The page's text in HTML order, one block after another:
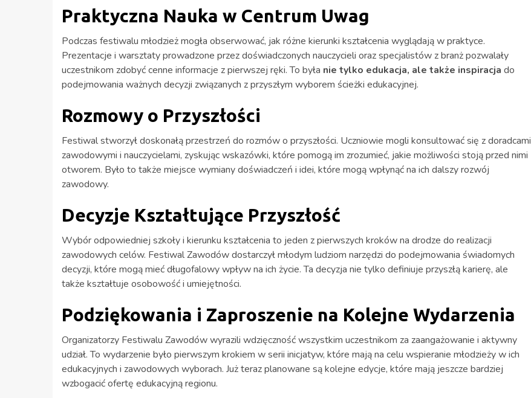
Praktyczna Nauka w Centrum Uwag
Podczas festiwalu młodzież mogła obserwować, jak różne kierunki kształcenia wyglądają w praktyce.
Prezentacje i warsztaty prowadzone przez doświadczonych nauczycieli oraz specjalistów z branż pozwalały
uczestnikom zdobyć cenne informacje z pierwszej ręki. To była nie tylko edukacja, ale także inspiracja do
podejmowania ważnych decyzji związanych z przyszłym wyborem ścieżki edukacyjnej.
Rozmowy o Przyszłości
Festiwal stworzył doskonałą przestrzeń do rozmów o przyszłości. Uczniowie mogli konsultować się z doradcami
zawodowymi i nauczycielami, zyskując wskazówki, które pomogą im zrozumieć, jakie możliwości stoją przed nimi
otworem. Było to także miejsce wymiany doświadczeń i idei, które mogą wpłynąć na ich dalszy rozwój
zawodowy.
Decyzje Kształtujące Przyszłość
Wybór odpowiedniej szkoły i kierunku kształcenia to jeden z pierwszych kroków na drodze do realizacji
zawodowych celów. Festiwal Zawodów dostarczył młodym ludziom narzędzi do podejmowania świadomych
decyzji, które mogą mieć długofalowy wpływ na ich życie. Ta decyzja nie tylko definiuje przyszłą karierę, ale
także kształtuje osobowość i umiejętności.
Podziękowania i Zaproszenie na Kolejne Wydarzenia
Organizatorzy Festiwalu Zawodów wyrazili wdzięczność wszystkim uczestnikom za zaangażowanie i aktywny
udział. To wydarzenie było pierwszym krokiem w serii inicjatyw, które mają na celu wspieranie młodzieży w ich
edukacyjnych i zawodowych wyborach. Już teraz planowane są kolejne edycje, które mają jeszcze bardziej
wzbogacić ofertę edukacyjną regionu.